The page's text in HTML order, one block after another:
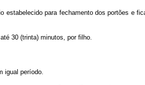
para fechamento dos portões e
30 (trinta) minutos, por filho.
igual período.